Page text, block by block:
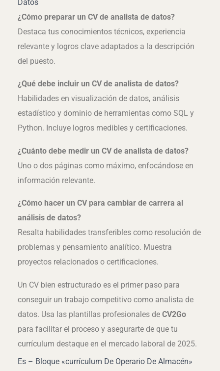
Datos
¿Cómo preparar un CV de analista de datos?
Destaca tus conocimientos técnicos, experiencia
relevante y logros clave adaptados a la descripción
del puesto.
¿Qué debe incluir un CV de analista de datos?
Habilidades en visualización de datos, análisis
estadístico y dominio de herramientas como SQL y
Python. Incluye logros medibles y certificaciones.
¿Cuánto debe medir un CV de analista de datos?
Uno o dos páginas como máximo, enfocándose en
información relevante.
¿Cómo hacer un CV para cambiar de carrera al
análisis de datos?
Resalta habilidades transferibles como resolución de
problemas y pensamiento analítico. Muestra
proyectos relacionados o certificaciones.
Un CV bien estructurado es el primer paso para
conseguir un trabajo competitivo como analista de
datos. Usa las plantillas profesionales de CV2Go
para facilitar el proceso y asegurarte de que tu
currículum destaque en el mercado laboral de 2025.
Es – Bloque «currículum De Operario De Almacén»